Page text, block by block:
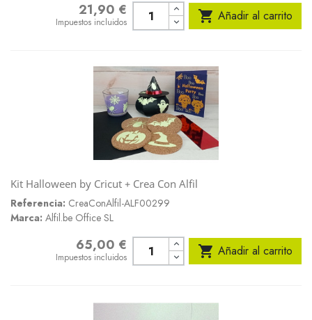
Precio21,90 €
Impuestos incluidos  Añadir al carrito
Kit Halloween by Cricut + Crea Con Alfil
Referencia: CreaConAlfil-ALF00299
Marca: Alfil.be Office SL
Precio65,00 €
Impuestos incluidos  Añadir al carrito